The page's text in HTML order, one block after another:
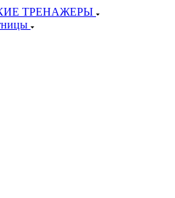
ТРЕНАЖЕРЫ